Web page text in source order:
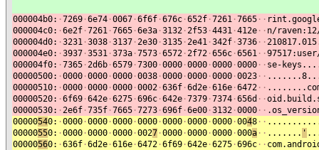
000004b0: ·7269 ·6e74 ·0067 ·6f6f ·676c ·652f ·7261 ·7665 · ·
000004c0: ·6e2f ·7261 ·7665 ·6e3a ·3132 ·2f53 ·4431 ·412e · · n/
000004d0: ·3231 ·3038 ·3137 ·2e30 ·3135 ·2e41 ·342f ·3736 · ·
000004e0: ·3937 ·3531 ·373a ·7573 ·6572 ·2f72 ·656c ·6561 · ·
000004f0: ·7365 ·2d6b ·6579 ·7300 ·0000 ·0000 ·0000 ·0000 · · se-
00000500: ·0000 ·0000 ·0000 ·0038 ·0000 ·0000 ·0000 ·0023 · ·
00000510: ·0000 ·0000 ·0000 ·0002 ·636f ·6d2e ·616e ·6472 · ·
00000520: ·6f69 ·642e ·6275 ·696c ·642e ·7379 ·7374 ·656d · ·
00000530: ·2e6f ·735f ·7665 ·7273 ·696f ·6e00 ·3132 ·0000 · ·
00000540: ·0000 ·0000 ·0000 ·0000 ·0000 ·0000 ·0000 ·0048 · ·
00000550: ·0000 ·0000 ·0000 ·0027 ·0000 ·0000 ·0000 ·000a · · ....... '
00000560: ·636f ·6d2e ·616e ·6472 ·6f69 ·642e ·6275 ·696c · ·